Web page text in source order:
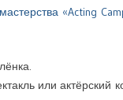
«Acting
или актёрский